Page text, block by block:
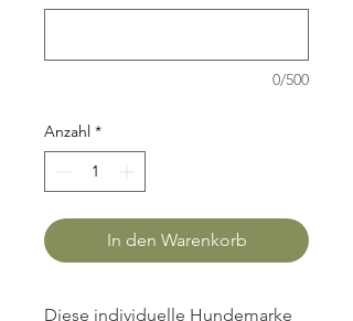
0/500
Anzahl *
In den Warenkorb
Diese individuelle Hundemarke